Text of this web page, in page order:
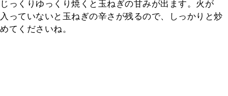
じっくりゆっくり焼くと玉ねぎの甘みが出ます。火が
入っていないと玉ねぎの辛さが残るので、しっかりと炒
めてくださいね。